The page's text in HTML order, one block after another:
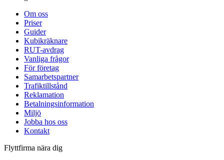
Om oss
Priser
Guider
Kubikräknare
RUT-avdrag
Vanliga frågor
För företag
Samarbetspartner
Trafiktillstånd
Reklamation
Betalningsinformation
Miljö
Jobba hos oss
Kontakt
Flyttfirma nära dig